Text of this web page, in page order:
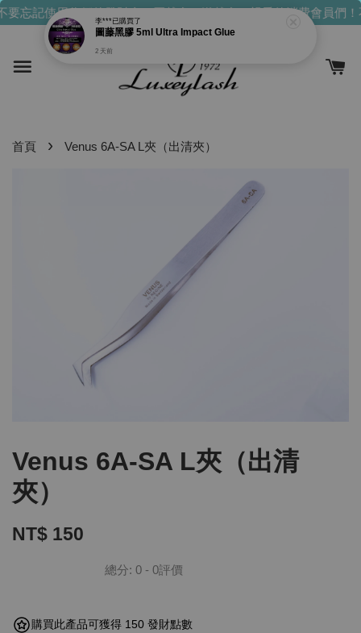
忘記使用你們的發財金！買越多，送越多！親愛的消費會員們！
首頁 › Venus 6A-SA L夾（出清夾）
Venus 6A-SA L夾（出清
夾）
NT$ 150
總分: 0 - 0評價
購買此產品可獲得 150 發財點數
李***已購買了
圖藤黑膠 5ml Ultra Impact Glue
2 天前